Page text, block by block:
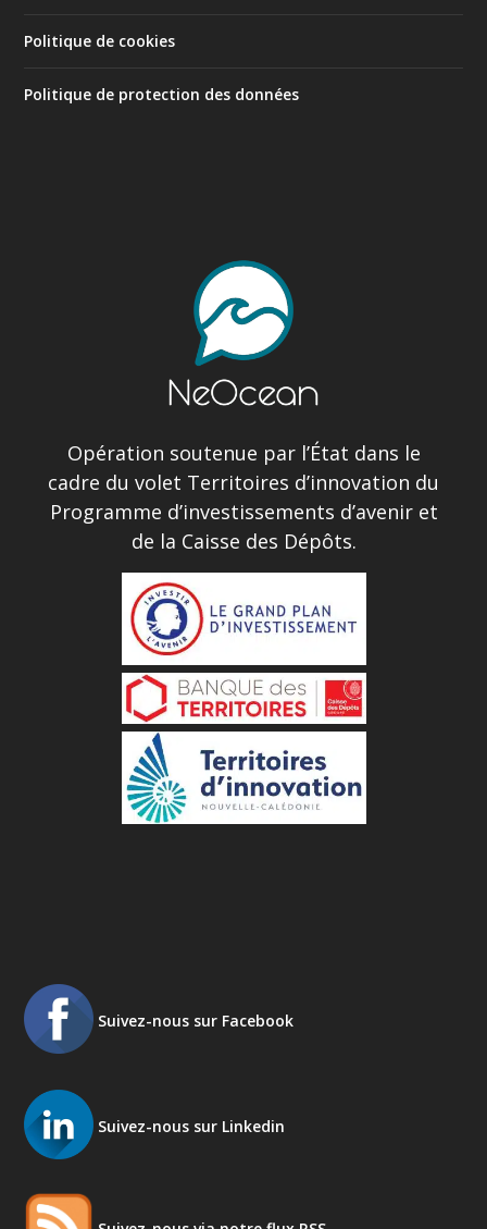
Politique de cookies
Politique de protection des données
Opération soutenue par l’État dans le
cadre du volet Territoires d’innovation du
Programme d’investissements d’avenir et
de la Caisse des Dépôts.
Suivez-nous sur Facebook
Suivez-nous sur Linkedin